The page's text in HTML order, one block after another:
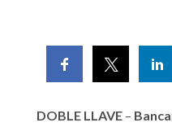
DOBLE LLAVE –